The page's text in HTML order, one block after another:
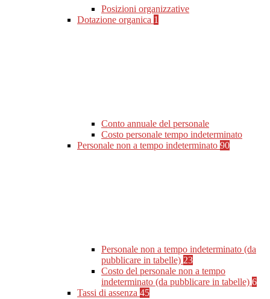
Posizioni organizzative
Dotazione organica 1
Conto annuale del personale
Costo personale tempo indeterminato
Personale non a tempo indeterminato 90
Personale non a tempo indeterminato (da
pubblicare in tabelle) 23
Costo del personale non a tempo
indeterminato (da pubblicare in tabelle) 6
Tassi di assenza 45